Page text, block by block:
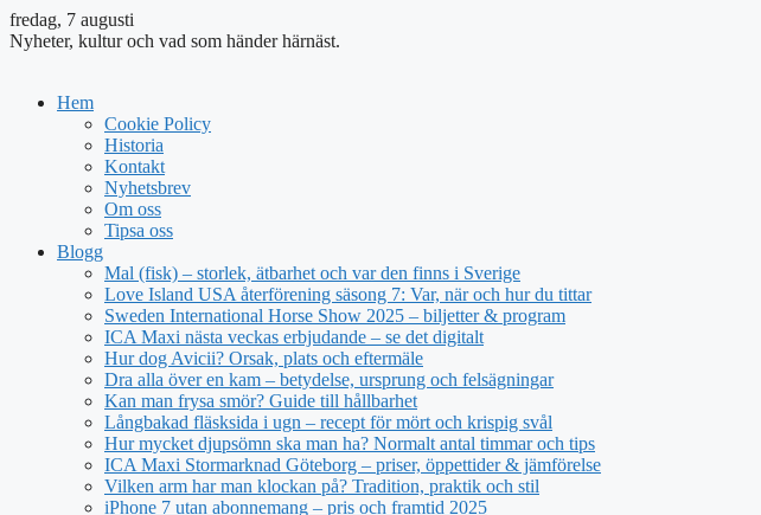
fredag, 7 augusti
Nyheter, kultur och vad som händer härnäst.
Hem
Cookie Policy
Historia
Kontakt
Nyhetsbrev
Om oss
Tipsa oss
Blogg
Mal (fisk) – storlek, ätbarhet och var den finns i Sverige
Love Island USA återförening säsong 7: Var, när och hur du tittar
Sweden International Horse Show 2025 – biljetter & program
ICA Maxi nästa veckas erbjudande – se det digitalt
Hur dog Avicii? Orsak, plats och eftermäle
Dra alla över en kam – betydelse, ursprung och felsägningar
Kan man frysa smör? Guide till hållbarhet
Långbakad fläsksida i ugn – recept för mört och krispig svål
Hur mycket djupsömn ska man ha? Normalt antal timmar och tips
ICA Maxi Stormarknad Göteborg – priser, öppettider & jämförelse
Vilken arm har man klockan på? Tradition, praktik och stil
iPhone 7 utan abonnemang – pris och framtid 2025